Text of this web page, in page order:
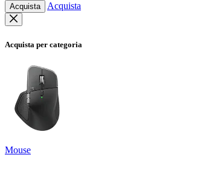
Acquista Acquista
Acquista per categoria
Mouse